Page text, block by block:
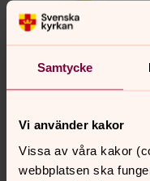
Samtycke
Vi använder kakor
Vissa av våra kakor
webbplatsen ska